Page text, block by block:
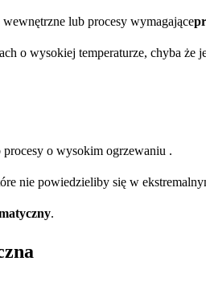
lub procesy wymagające
o wysokiej temperaturze, chyba że
procesy o wysokim ogrzewaniu .
nie powiedzieliby się w
.